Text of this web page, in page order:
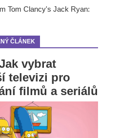
Tom Clancy's Jack Ryan:
ČLÁNEK
vybrat
televizi pro
filmů a seriálů